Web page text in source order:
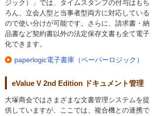
ジック）」では、タイムスタンプの付与はもち
ろん、立会人型と当事者型両方に対応している
ので使い分けが可能です。さらに、請求書・納
品書など契約書以外の法定保存文書も全て電子
化できます。
paperlogic電子書庫（ペーパーロジック）
eValue V 2nd Edition ドキュメント管理
大塚商会ではさまざまな文書管理システムを提
供していますが、ここでは、複合機との連携で